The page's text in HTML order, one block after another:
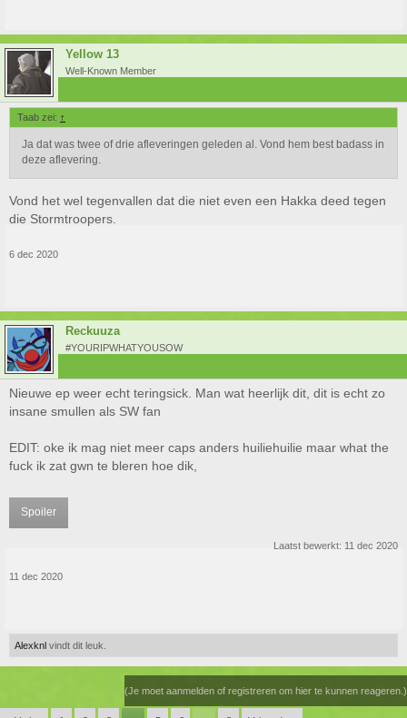
Yellow 13
Well-Known Member
Taab zei: ↑
Ja dat was twee of drie afleveringen geleden al. Vond hem best badass in
deze aflevering.
Vond het wel tegenvallen dat die niet even een Hakka deed tegen
die Stormtroopers.
6 dec 2020
Reckuuza
#YOURIPWHATYOUSOW
Nieuwe ep weer echt teringsick. Man wat heerlijk dit, dit is echt zo
insane smullen als SW fan
EDIT: oke ik mag niet meer caps anders huiliehuilie maar what the
fuck ik zat gwn te bleren hoe dik,
Spoiler
Laatst bewerkt: 11 dec 2020
11 dec 2020
Alexknl vindt dit leuk.
(Je moet aanmelden of registreren om hier te kunnen reageren.)